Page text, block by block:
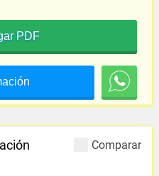
PDF
Comparar